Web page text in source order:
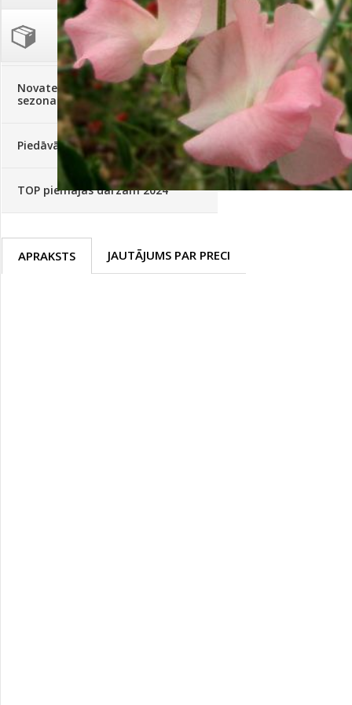
Palīglīdzekļi augu audzēšanai (72)
Klientu Diena
Novatec - izcils mēslošanai arī
sezonas otrajā pusē!
Piedāvājums ābeļdārziem
TOP piemājas dārzam 2024
APRAKSTS JAUTĀJUMS PAR PRECI